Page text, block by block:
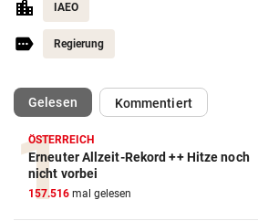
IAEO
Regierung
Gelesen(ausgewählt)Kommentiert
ÖSTERREICH
Erneuter Allzeit-Rekord ++ Hitze noch
nicht vorbei
157.516 mal gelesen